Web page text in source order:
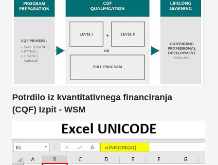
Potrdilo iz kvantitativnega financiranja
(CQF) Izpit - WSM